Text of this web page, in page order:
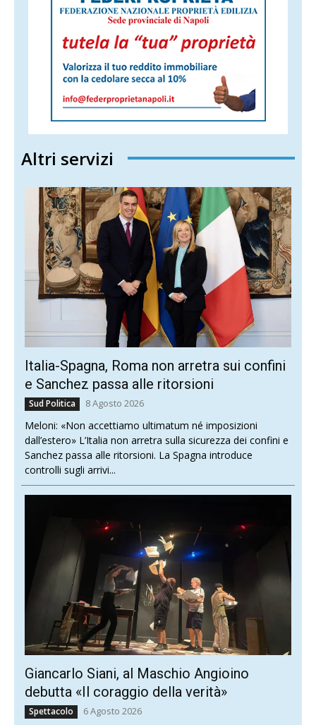
Altri servizi
Italia-Spagna, Roma non arretra sui confini
e Sanchez passa alle ritorsioni
Sud Politica 8 Agosto 2026
Meloni: «Non accettiamo ultimatum né imposizioni
dall’estero» L’Italia non arretra sulla sicurezza dei confini e
Sanchez passa alle ritorsioni. La Spagna introduce
controlli sugli arrivi...
Giancarlo Siani, al Maschio Angioino
debutta «Il coraggio della verità»
Spettacolo 6 Agosto 2026